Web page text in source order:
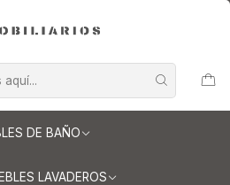
DE BAÑO
LAVADEROS
Mesón de 140 cm
cuarzo de 140 cm / M1-1440 /